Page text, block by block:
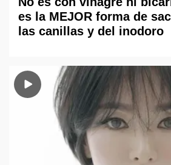
es la MEJOR forma de
las canillas y del inodoro